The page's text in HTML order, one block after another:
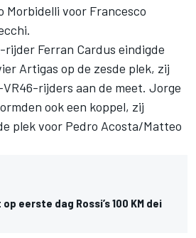
Morbidelli voor Francesco
Ferran Cardus eindigde
Artigas op de zesde plek, zij
rijders aan de meet. Jorge
ook een koppel, zij
plek voor Pedro Acosta/Matteo
eerste dag Rossi’s 100 KM dei